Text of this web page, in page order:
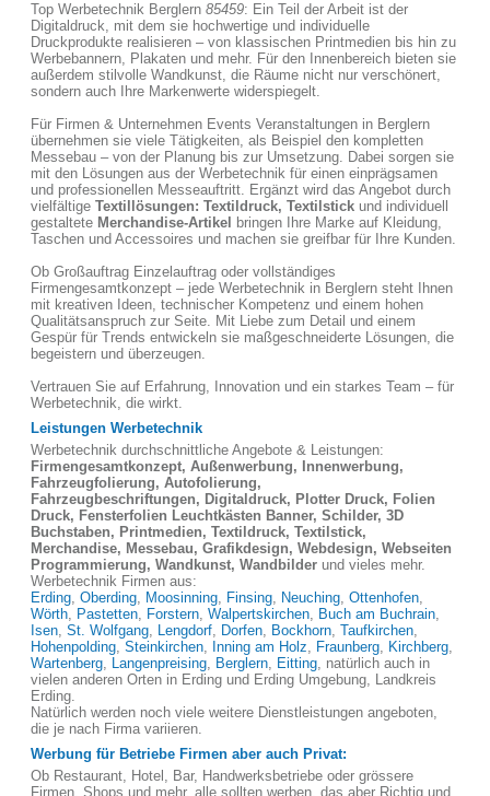
Top Werbetechnik Berglern 85459: Ein Teil der Arbeit ist der
Digitaldruck, mit dem sie hochwertige und individuelle
Druckprodukte realisieren – von klassischen Printmedien bis hin zu
Werbebannern, Plakaten und mehr. Für den Innenbereich bieten sie
außerdem stilvolle Wandkunst, die Räume nicht nur verschönert,
sondern auch Ihre Markenwerte widerspiegelt.
Für Firmen & Unternehmen Events Veranstaltungen in Berglern
übernehmen sie viele Tätigkeiten, als Beispiel den kompletten
Messebau – von der Planung bis zur Umsetzung. Dabei sorgen sie
mit den Lösungen aus der Werbetechnik für einen einprägsamen
und professionellen Messeauftritt. Ergänzt wird das Angebot durch
vielfältige Textillösungen: Textildruck, Textilstick und individuell
gestaltete Merchandise-Artikel
bringen Ihre Marke auf Kleidung,
Taschen und Accessoires und machen sie greifbar für Ihre Kunden.
Ob Großauftrag Einzelauftrag oder vollständiges
Firmengesamtkonzept – jede Werbetechnik in Berglern steht Ihnen
mit kreativen Ideen, technischer Kompetenz und einem hohen
Qualitätsanspruch zur Seite. Mit Liebe zum Detail und einem
Gespür für Trends entwickeln sie maßgeschneiderte Lösungen, die
begeistern und überzeugen.
Vertrauen Sie auf Erfahrung, Innovation und ein starkes Team – für
Werbetechnik, die wirkt.
Leistungen Werbetechnik
Werbetechnik durchschnittliche Angebote & Leistungen:
Firmengesamtkonzept, Außenwerbung, Innenwerbung,
Fahrzeugfolierung, Autofolierung,
Fahrzeugbeschriftungen, Digitaldruck, Plotter Druck, Folien
Druck, Fensterfolien Leuchtkästen Banner, Schilder, 3D
Buchstaben, Printmedien, Textildruck, Textilstick,
Merchandise, Messebau, Grafikdesign, Webdesign, Webseiten
Programmierung, Wandkunst, Wandbilder und vieles mehr.
Werbetechnik Firmen aus:
Erding, Oberding, Moosinning, Finsing, Neuching, Ottenhofen,
Wörth, Pastetten, Forstern, Walpertskirchen, Buch am Buchrain,
Isen, St. Wolfgang, Lengdorf, Dorfen, Bockhorn, Taufkirchen,
Hohenpolding, Steinkirchen, Inning am Holz, Fraunberg, Kirchberg,
Wartenberg, Langenpreising, Berglern, Eitting, natürlich auch in
vielen anderen Orten in Erding und Erding Umgebung, Landkreis
Erding.
Natürlich werden noch viele weitere Dienstleistungen angeboten,
die je nach Firma variieren.
Werbung für Betriebe Firmen aber auch Privat:
Ob Restaurant, Hotel, Bar, Handwerksbetriebe oder grössere
Firmen, Shops und mehr, alle sollten werben, das aber Richtig und